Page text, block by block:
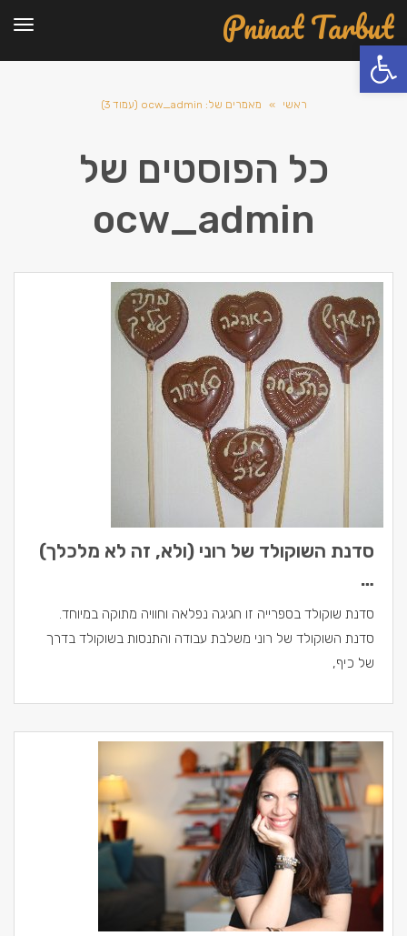
פתח סרגל נגישות
Pninat Tarbut
ראשי » מאמרים של: ocw_admin (עמוד 3)
כל הפוסטים של
ocw_admin
סדנת השוקולד של רוני (ולא, זה לא מלכלך)
…
סדנת שוקולד בספרייה זו חגיגה נפלאה וחוויה מתוקה במיוחד.
סדנת השוקולד של רוני משלבת עבודה והתנסות בשוקולד בדרך
של כיף,